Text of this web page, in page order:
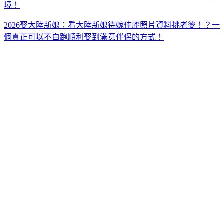
境！
2026娶大陸新娘：看大陸新娘待嫁佳麗照片資料挑老婆！？一
個真正可以不白跑順利娶到滿意伴侶的方式！